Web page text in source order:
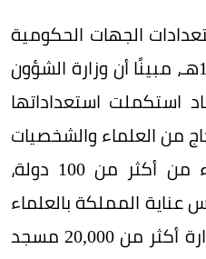
الجهات الحكومية
لموسم حج هذا العام 1447هـ، مبينًا أن وزارة الشؤون
استكملت استعداداتها
أكثر من 2500 حاج من العلماء والشخصيات
الإسلامية وذوي الشهداء من أكثر من 100 دولة،
المملكة بالعلماء
ومكانتهم، كما هيأت الوزارة أكثر من 20,000 مسجد